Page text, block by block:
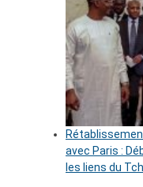
avec Paris :
les liens du